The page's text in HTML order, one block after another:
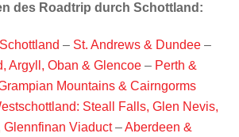
des Roadtrip durch Schottland:
– St. Andrews & Dundee –
Argyll, Oban & Glencoe– Perth &
Mountains & Cairngorms
Steall Falls, Glen Nevis,
Glennfinan Viaduct–Aberdeen &